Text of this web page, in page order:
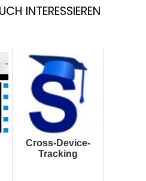
INTERESSIEREN
Cross-Device-
Tracking